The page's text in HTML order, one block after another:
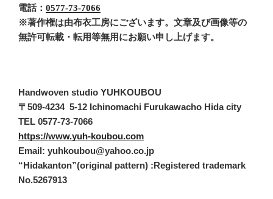
電話： 0577-73-7066
※著作権は由布衣工房にございます。文章及び画像等の
無許可転載・転用等無用にお願い申し上げます。
Handwoven studio YUHKOUBOU
〒509-4234 5-12 Ichinomachi Furukawacho Hida city
TEL 0577-73-7066
https://www.yuh-koubou.com
Email: yuhkoubou@yahoo.co.jp
“Hidakanton”(original pattern) :Registered trademark
No.5267913